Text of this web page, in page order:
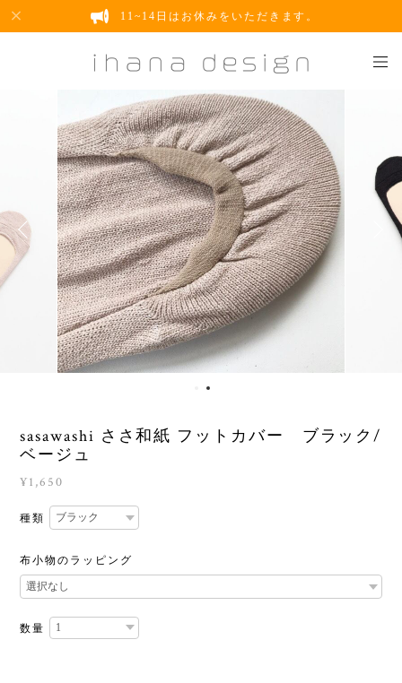
11~14日はお休みをいただきます。
sasawashi ささ和紙 フットカバー ブラック/
ベージュ
¥1,650
種類
布小物のラッピング
数量